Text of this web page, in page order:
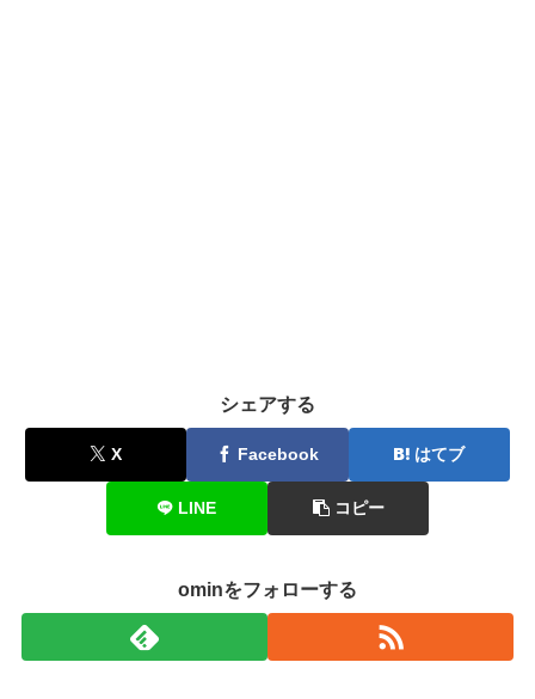
シェアする
X Facebook はてブ
LINE コピー
ominをフォローする